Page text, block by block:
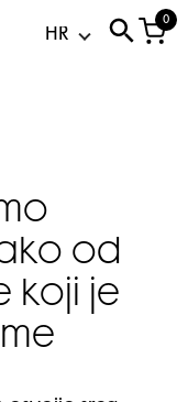
0
od
koji je